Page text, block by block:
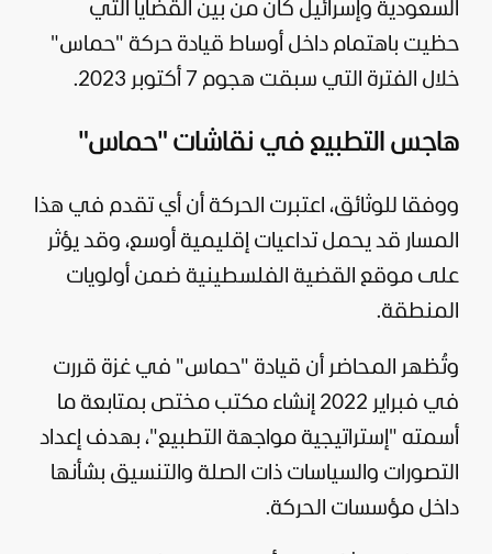
السعودية وإسرائيل كان من بين القضايا التي
حظيت باهتمام داخل أوساط قيادة حركة "حماس"
خلال الفترة التي سبقت هجوم 7 أكتوبر 2023.
هاجس التطبيع في نقاشات "حماس"
ووفقا للوثائق، اعتبرت الحركة أن أي تقدم في هذا
المسار قد يحمل تداعيات إقليمية أوسع، وقد يؤثر
على موقع القضية الفلسطينية ضمن أولويات
المنطقة.
وتُظهر المحاضر أن قيادة "حماس" في غزة قررت
في فبراير 2022 إنشاء مكتب مختص بمتابعة ما
أسمته "إستراتيجية مواجهة التطبيع"، بهدف إعداد
التصورات والسياسات ذات الصلة والتنسيق بشأنها
داخل مؤسسات الحركة.